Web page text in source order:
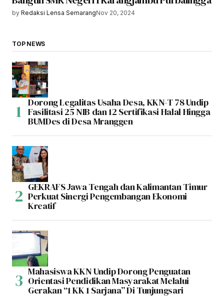
by Redaksi Lensa SemarangNov 20, 2024
TOP NEWS
Dorong Legalitas Usaha Desa, KKN-T 78 Undip
Fasilitasi 25 NIB dan 12 Sertifikasi Halal Hingga
BUMDes di Desa Mranggen
GEKRAFS Jawa Tengah dan Kalimantan Timur
Perkuat Sinergi Pengembangan Ekonomi
Kreatif
Mahasiswa KKN Undip Dorong Penguatan
Orientasi Pendidikan Masyarakat Melalui
Gerakan “1 KK 1 Sarjana” Di Tunjungsari